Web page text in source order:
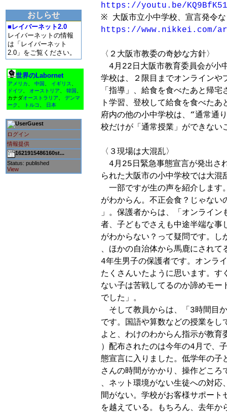
おしらせ
■レイバーネット2.0
レイバーネットの情報
は「レイバーネット
2.0」をご覧ください。
世界のLabornet
アメリカ 中国 イギリス
ドイツ
オーストリア 韓国
カナダオーストラリア
デンマ
ーク
トルコ 日本
Guest
ログイン
情報提供
1621915486160st...
Status: published
View
https://youtu.be/
https://www.nikkei.com/
〈２大阪市教委の奇妙な方針〉
4月22日大阪市教育委員会が小
学校は、２限目までオンラインや
「指導」、給食を食べたあと帰
ト学習、登校して給食を食べた
府内の他の小中学校は、“通常通
校だけが「通常授業」ができない
〈３現場は大混乱〉
4月25日緊急事態宣言が発出さ
られた大阪市の小中学校では大混
一部ですが生の声を紹介します
がわからん。不正会食？じゃない
」。保護者からは、「オンライ
者、子どもでさえも中途半端な事
がわからない？って疑問です。
、ほかの自治体から馬鹿にされ
4年生男子の保護者です。オンラ
たくさんいたように思います。
ない子は苦戦してるのか諦めモ
でした」。
そして教員からは、「3時間目
です。国語や算数などの授業を
よと、わけのわからん指示が教
）配布されたのは今年の4月で、
態宣言に入りました。低学年の
さんの時間がかかり、操作どこ
、ネット環境がない生徒への対
間がない。学校がお客様サポー
を越えている。もちろん、去年